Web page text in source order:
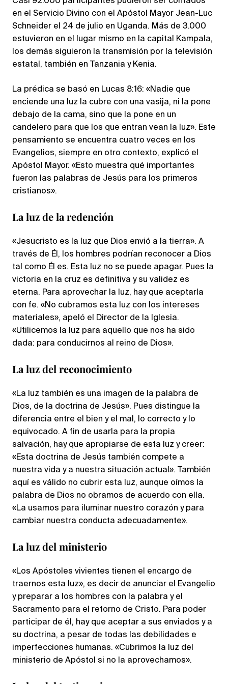
en el Servicio Divino con el Apóstol Mayor Jean-Luc
Schneider el 24 de julio en Uganda. Más de 3.000
estuvieron en el lugar mismo en la capital Kampala,
los demás siguieron la transmisión por la televisión
estatal, también en Tanzania y Kenia.
La prédica se basó en Lucas 8:16: «Nadie que
enciende una luz la cubre con una vasija, ni la pone
debajo de la cama, sino que la pone en un
candelero para que los que entran vean la luz». Este
pensamiento se encuentra cuatro veces en los
Evangelios, siempre en otro contexto, explicó el
Apóstol Mayor. «Esto muestra qué importantes
fueron las palabras de Jesús para los primeros
cristianos».
La luz de la redención
«Jesucristo es la luz que Dios envió a la tierra». A
través de Él, los hombres podrían reconocer a Dios
tal como Él es. Esta luz no se puede apagar. Pues la
victoria en la cruz es definitiva y su validez es
eterna. Para aprovechar la luz, hay que aceptarla
con fe. «No cubramos esta luz con los intereses
materiales», apeló el Director de la Iglesia.
«Utilicemos la luz para aquello que nos ha sido
dada: para conducirnos al reino de Dios».
La luz del reconocimiento
«La luz también es una imagen de la palabra de
Dios, de la doctrina de Jesús». Pues distingue la
diferencia entre el bien y el mal, lo correcto y lo
equivocado. A fin de usarla para la propia
salvación, hay que apropiarse de esta luz y creer:
«Esta doctrina de Jesús también compete a
nuestra vida y a nuestra situación actual». También
aquí es válido no cubrir esta luz, aunque oímos la
palabra de Dios no obramos de acuerdo con ella.
«La usamos para iluminar nuestro corazón y para
cambiar nuestra conducta adecuadamente».
La luz del ministerio
«Los Apóstoles vivientes tienen el encargo de
traernos esta luz», es decir de anunciar el Evangelio
y preparar a los hombres con la palabra y el
Sacramento para el retorno de Cristo. Para poder
participar de él, hay que aceptar a sus enviados y a
su doctrina, a pesar de todas las debilidades e
imperfecciones humanas. «Cubrimos la luz del
ministerio de Apóstol si no la aprovechamos».